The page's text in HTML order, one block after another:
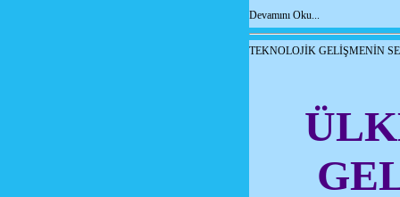
Devamını Oku...
TEKNOLOJİK GELİŞMENİN